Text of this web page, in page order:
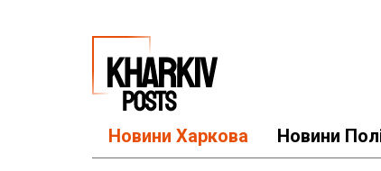
Новини Харкова Новини